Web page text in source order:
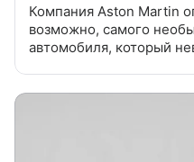
Компания Aston Martin
возможно, самого
автомобиля, который